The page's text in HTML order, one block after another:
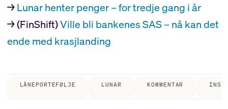
→Lunar henter penger – for tredje gang i år
→ (FinShift)Ville bli bankenes SAS – nå kan det
ende med krasjlanding
LÅNEPORTEFØLJE LUNAR KOMMENTAR